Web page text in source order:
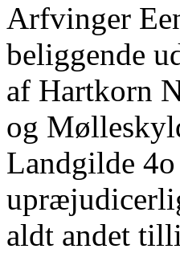
Arfvinger
beliggende
af Hartkorn
og
Landgilde
aldt andet